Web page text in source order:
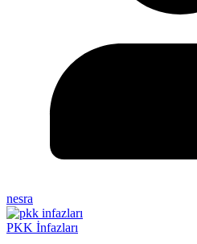
nesra
PKK İnfazları